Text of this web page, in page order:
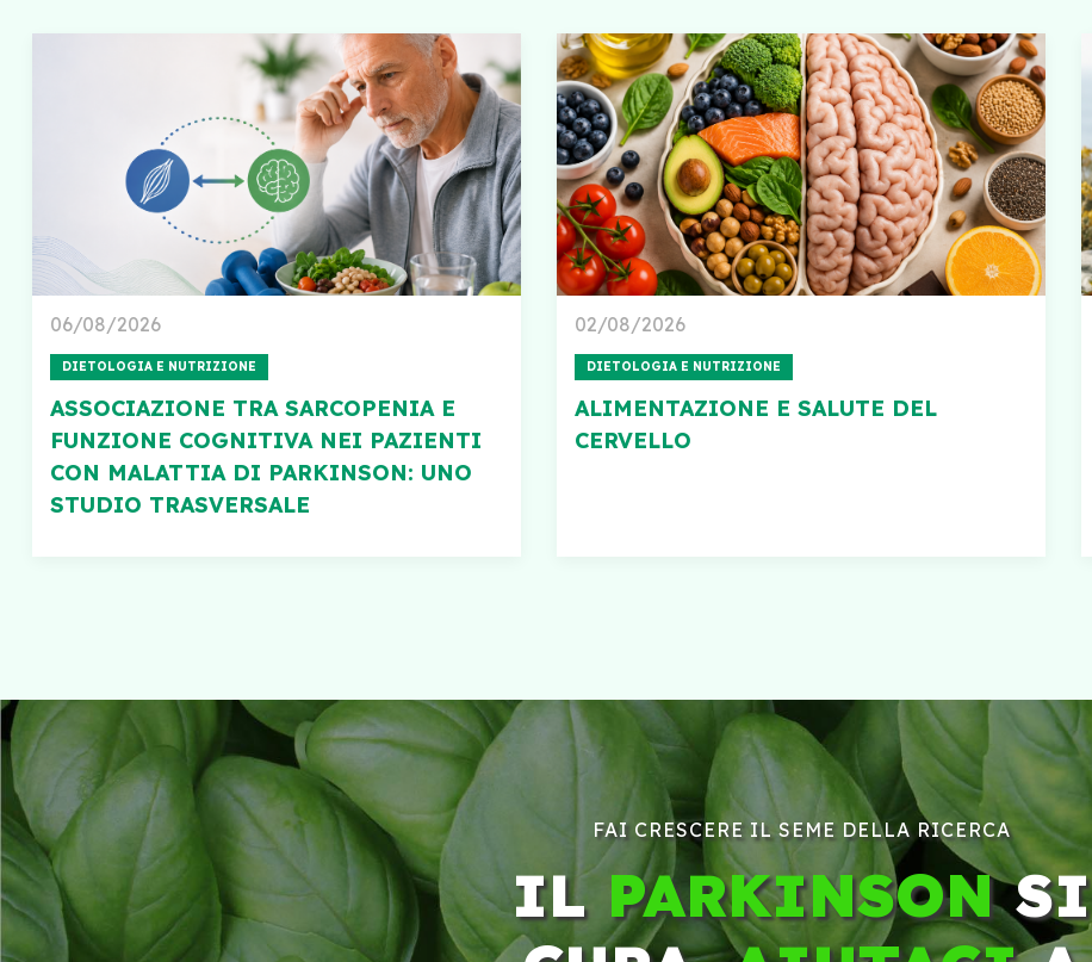
06/08/2026
DIETOLOGIA E NUTRIZIONE
ASSOCIAZIONE TRA SARCOPENIA E
FUNZIONE COGNITIVA NEI PAZIENTI
CON MALATTIA DI PARKINSON: UNO
STUDIO TRASVERSALE
02/08/2026
DIETOLOGIA E NUTRIZIONE
ALIMENTAZIONE E SALUTE DEL
CERVELLO
FAI CRESCERE IL SEME DELLA RICERCA
ILPARKINSONSI